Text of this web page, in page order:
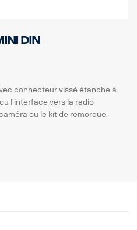
DIN
connecteur vissé étanche à
l'interface vers la radio
ou le kit de remorque.